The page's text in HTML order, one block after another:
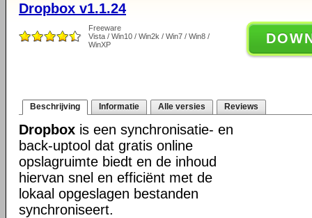
Dropbox v1.1.24
Freeware
Vista / Win10 / Win2k / Win7 / Win8 /
WinXP
Beschrijving Informatie Alle versies Reviews
Dropbox is een synchronisatie- en
back-uptool dat gratis online
opslagruimte biedt en de inhoud
hiervan snel en efficiënt met de
lokaal opgeslagen bestanden
synchroniseert.